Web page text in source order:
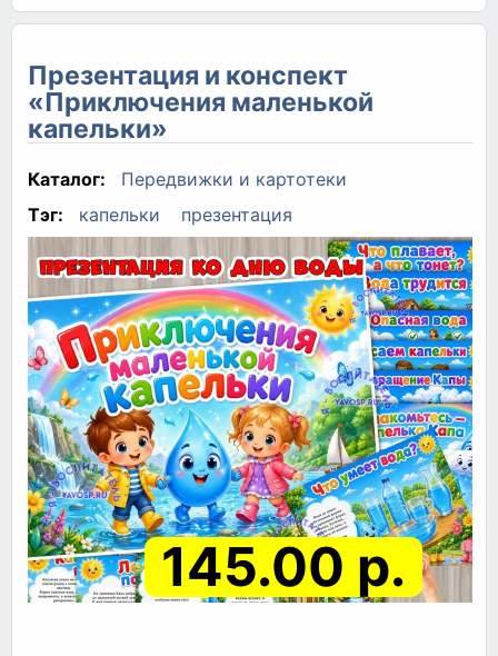
Презентация и конспект
«Приключения маленькой
капельки»
Каталог:
Передвижки и картотеки
Тэг:
капельки презентация
145.00 р.